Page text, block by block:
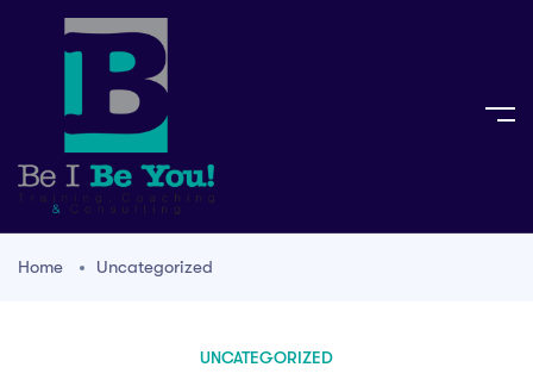
Home Uncategorized
UNCATEGORIZED